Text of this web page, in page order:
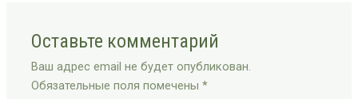
Оставьте комментарий
Ваш адрес email не будет опубликован.
Обязательные поля помечены*